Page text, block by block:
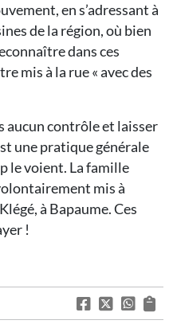
en s’adressant à
de la région, où bien
dans ces
mis à la rue « avec des
aucun contrôle et laisser
une pratique générale
le voient. La famille
mis à
à Bapaume. Ces
!